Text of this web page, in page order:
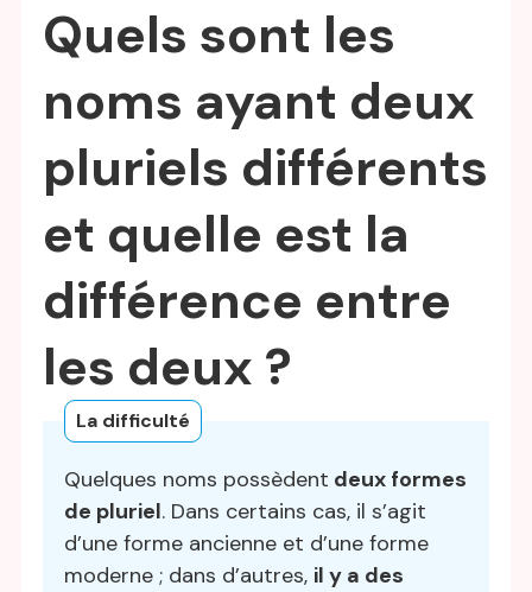
Quels sont les
noms ayant deux
pluriels différents
et quelle est la
différence entre
les deux ?
La difficulté
Quelques noms possèdent deux formes
de pluriel. Dans certains cas, il s’agit
d’une forme ancienne et d’une forme
moderne ; dans d’autres, il y a des